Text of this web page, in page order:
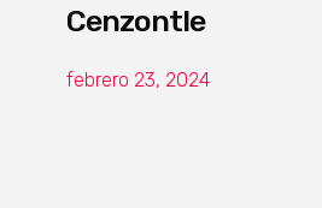
Cenzontle
febrero 23, 2024